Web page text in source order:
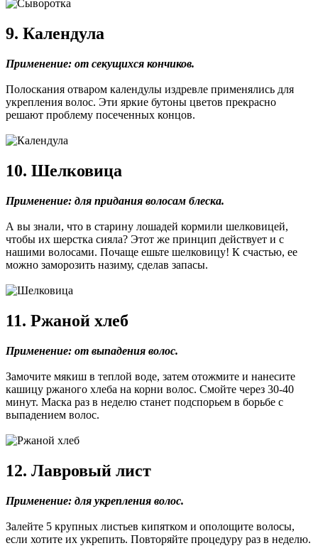
9. Календула
Применение: от секущихся кончиков.
Полоскания отваром календулы издревле применялись для
укрепления волос. Эти яркие бутоны цветов прекрасно
решают проблему посеченных концов.
10. Шелковица
Применение: для придания волосам блеска.
А вы знали, что в старину лошадей кормили шелковицей,
чтобы их шерстка сияла? Этот же принцип действует и с
нашими волосами. Почаще ешьте шелковицу! К счастью, ее
можно заморозить назиму, сделав запасы.
11. Ржаной хлеб
Применение: от выпадения волос.
Замочите мякиш в теплой воде, затем отожмите и нанесите
кашицу ржаного хлеба на корни волос. Смойте через 30-40
минут. Маска раз в неделю станет подспорьем в борьбе с
выпадением волос.
12. Лавровый лист
Применение: для укрепления волос.
Залейте 5 крупных листьев кипятком и ополощите волосы,
если хотите их укрепить. Повторяйте процедуру раз в неделю.